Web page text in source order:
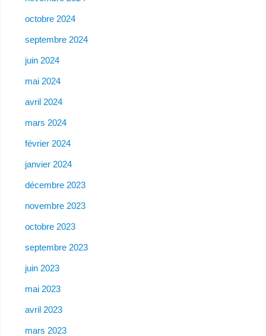
octobre 2024
septembre 2024
juin 2024
mai 2024
avril 2024
mars 2024
février 2024
janvier 2024
décembre 2023
novembre 2023
octobre 2023
septembre 2023
juin 2023
mai 2023
avril 2023
mars 2023